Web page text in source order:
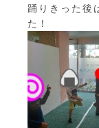
踊りきった後
た！